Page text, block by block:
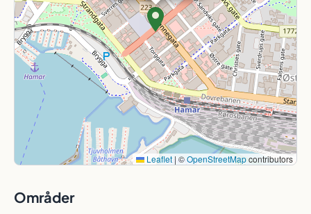
Leaflet |©OpenStreetMapcontributors
Områder